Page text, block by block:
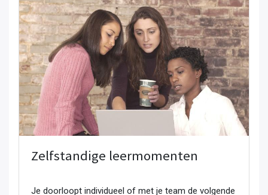
Zelfstandige leermomenten
Je doorloopt individueel of met je team de volgende